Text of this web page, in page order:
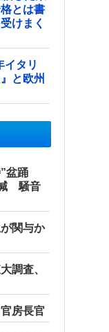
とは書
けまく
イタリ
と欧州
盆踊
騒音
関与か
調査、
房長官